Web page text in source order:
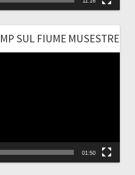
SUL FIUME MUSESTRE
01:50